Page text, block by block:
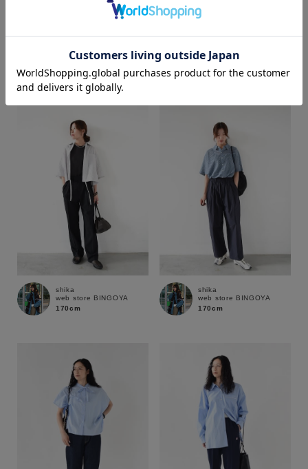
商品タイプ
通常商品 予約商品
セール価格 WEB限定
在庫あり 在庫なし含む
web store BINGOYA
web store BINGOYA
shika
web store BINGOYA
170cm
shika
web store BINGOYA
170cm